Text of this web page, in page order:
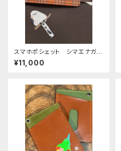
スマホポシェット シマエナガ
ダークブラウン 帆布 と 岡
山デニム しまえなが
¥11,000